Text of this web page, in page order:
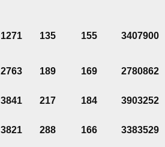
1271 135 155 3407900
2763 189 169 2780862
3841 217 184 3903252
3821 288 166 3383529